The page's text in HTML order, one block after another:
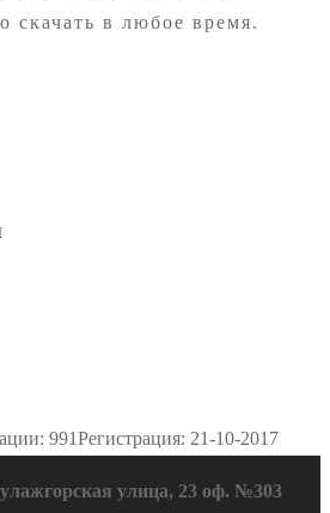
в любое время.
991Регистрация: 21-10-2017
улица, 23 оф. №303